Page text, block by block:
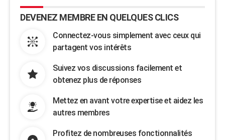
DEVENEZ MEMBRE EN QUELQUES CLICS
Connectez-vous simplement avec ceux qui
partagent vos intérêts
Suivez vos discussions facilement et
obtenez plus de réponses
Mettez en avant votre expertise et aidez les
autres membres
Profitez de nombreuses fonctionnalités